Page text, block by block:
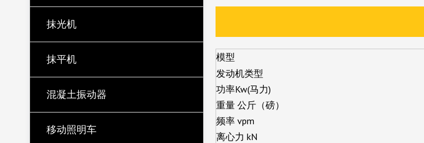
抹光机
抹平机
混凝土振动器
移动照明车
模型
发动机类型
功率Kw(马力)
重量 公斤（磅）
频率 vpm
离心力 kN